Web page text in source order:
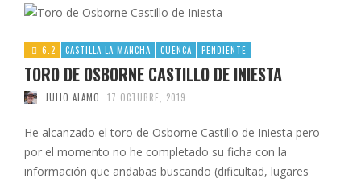
6.2 CASTILLA LA MANCHA CUENCA PENDIENTE
TORO DE OSBORNE CASTILLO DE INIESTA
JULIO ALAMO 17 OCTUBRE, 2019
He alcanzado el toro de Osborne Castillo de Iniesta pero
por el momento no he completado su ficha con la
información que andabas buscando (dificultad, lugares